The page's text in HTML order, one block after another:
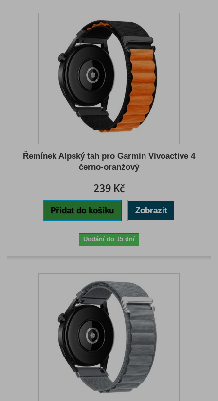
Řemínek Alpský tah pro Garmin Vivoactive 4
černo-oranžový
239 Kč
Přidat do košíku Zobrazit
Dodání do 15 dní